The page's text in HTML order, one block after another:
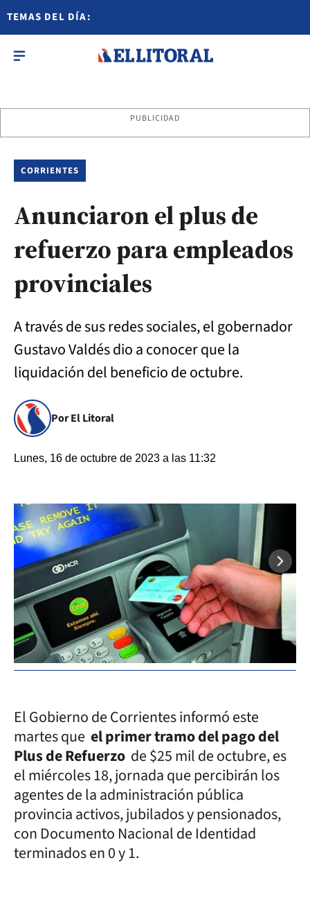
TEMAS DEL DÍA:
PUBLICIDAD
CORRIENTES
Anunciaron el plus de
refuerzo para empleados
provinciales
A través de sus redes sociales, el gobernador
Gustavo Valdés dio a conocer que la
liquidación del beneficio de octubre.
Por El Litoral
Lunes, 16 de octubre de 2023 a las 11:32
El Gobierno de Corrientes informó este
martes que el primer tramo del pago del
Plus de Refuerzo de $25 mil de octubre, es
el miércoles 18, jornada que percibirán los
agentes de la administración pública
provincia activos, jubilados y pensionados,
con Documento Nacional de Identidad
terminados en 0 y 1.